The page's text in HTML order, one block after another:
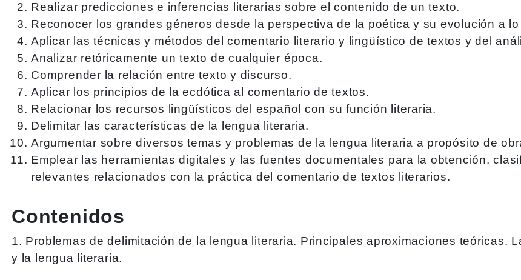
Realizar predicciones e inferencias literarias sobre el contenido de un texto.
Reconocer los grandes géneros desde la perspectiva de la poética y su evolución a
Aplicar las técnicas y métodos del comentario literario y lingüístico de textos y del
Analizar retóricamente un texto de cualquier época.
Comprender la relación entre texto y discurso.
Aplicar los principios de la ecdótica al comentario de textos.
Relacionar los recursos lingüísticos del español con su función literaria.
Delimitar las características de la lengua literaria.
Argumentar sobre diversos temas y problemas de la lengua literaria a propósito de
Emplear las herramientas digitales y las fuentes documentales para la obtención,
relevantes relacionados con la práctica del comentario de textos literarios.
Contenidos
1. Problemas de delimitación de la lengua literaria. Principales aproximaciones teóricas.
y la lengua literaria.